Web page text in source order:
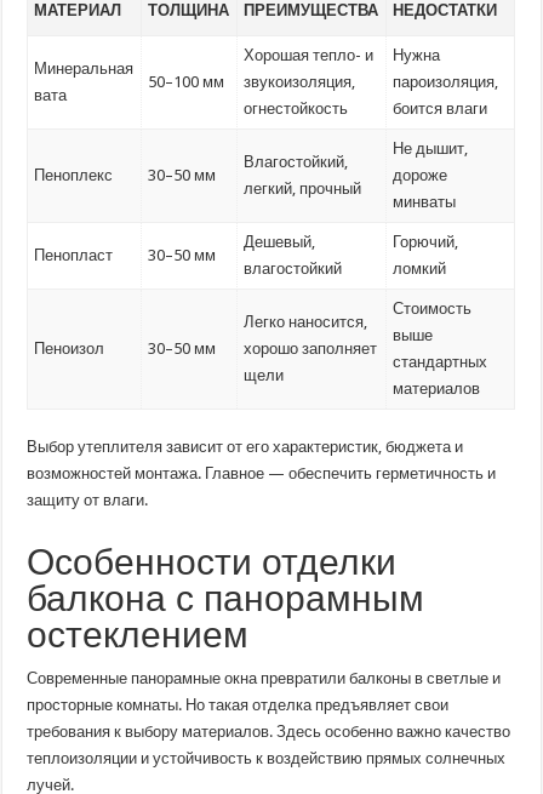
МАТЕРИАЛ ТОЛЩИНА ПРЕИМУЩЕСТВА НЕДОСТАТКИ
Минеральная
вата
50–100 мм
Хорошая тепло- и
звукоизоляция,
огнестойкость
Нужна
пароизоляция,
боится влаги
Пеноплекс 30–50 мм
Влагостойкий,
легкий, прочный
Не дышит,
дороже
минваты
Пенопласт 30–50 мм
Дешевый,
влагостойкий
Горючий,
ломкий
Пеноизол 30–50 мм
Легко наносится,
хорошо заполняет
щели
Стоимость
выше
стандартных
материалов
Выбор утеплителя зависит от его характеристик, бюджета и
возможностей монтажа. Главное — обеспечить герметичность и
защиту от влаги.
Особенности отделки
балкона с панорамным
остеклением
Современные панорамные окна превратили балконы в светлые и
просторные комнаты. Но такая отделка предъявляет свои
требования к выбору материалов. Здесь особенно важно качество
теплоизоляции и устойчивость к воздействию прямых солнечных
лучей.